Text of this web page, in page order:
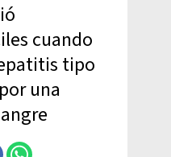
cuando
tipo
una